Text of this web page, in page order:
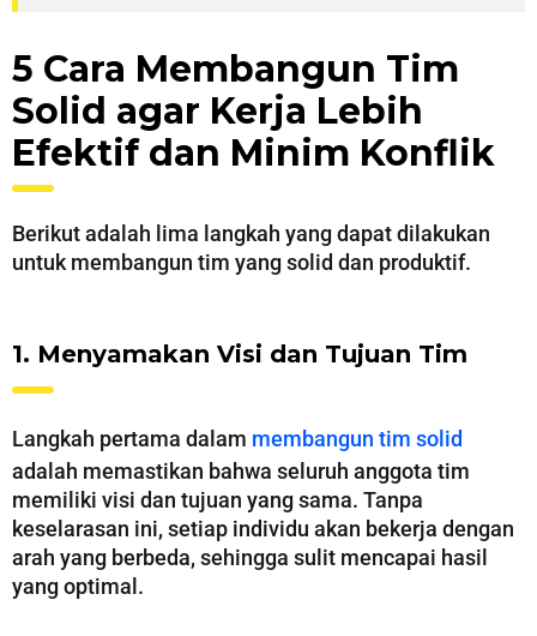
5 Cara Membangun Tim
Solid agar Kerja Lebih
Efektif dan Minim Konflik
Berikut adalah lima langkah yang dapat dilakukan
untuk membangun tim yang solid dan produktif.
1. Menyamakan Visi dan Tujuan Tim
Langkah pertama dalam membangun tim solid
adalah memastikan bahwa seluruh anggota tim
memiliki visi dan tujuan yang sama. Tanpa
keselarasan ini, setiap individu akan bekerja dengan
arah yang berbeda, sehingga sulit mencapai hasil
yang optimal.